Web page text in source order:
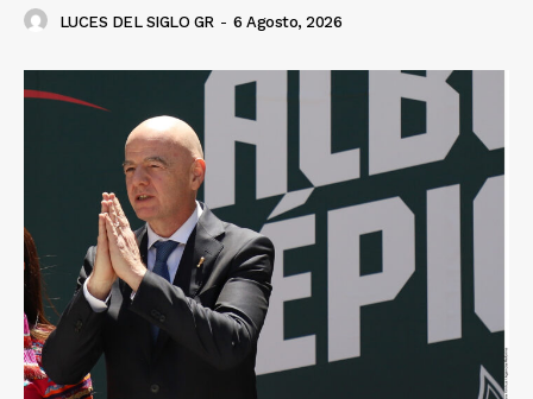
LUCES DEL SIGLO GR - 6 Agosto, 2026